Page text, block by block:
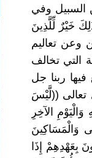
السبيل وفي
خَيْرٌ لِّلَّذِينَ
البعد عن الدين وعن تعاليم
التي تخالف
ربنا جل
تعالى ((لَّيْسَ
الآخِرِ
وَالْمَسَاكِينَ
بِعَهْدِهِمْ إِذَا